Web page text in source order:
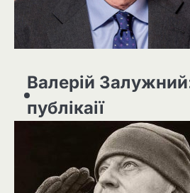
Валерій
публікаії